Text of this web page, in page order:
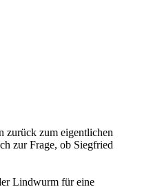
zurück zum eigentlichen
zur Frage, ob Siegfried
Lindwurm für eine